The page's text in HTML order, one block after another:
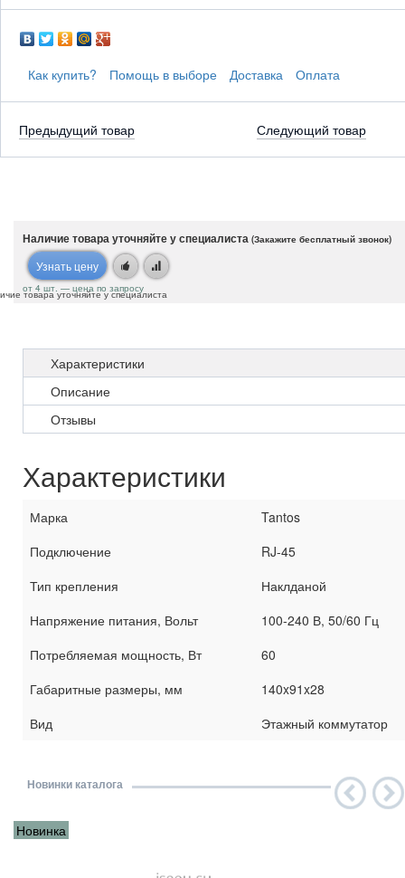
Как купить? Помощь в выборе Доставка Оплата
Следующий товар
Предыдущий товар
Наличие товара уточняйте у специалиста (Закажите бесплатный звонок)
Узнать цену
товара уточняйте у специалиста
от 4 шт. — цена по запросу
Характеристики
Описание
Отзывы
Характеристики
Марка
Tantos
Подключение
RJ-45
Тип крепления
Наклданой
Напряжение питания, Вольт
100-240 В, 50/60 Гц
Потребляемая мощность, Вт
60
Габаритные размеры, мм
140x91x28
Вид
Этажный коммутатор
Новинки каталога
Новинка